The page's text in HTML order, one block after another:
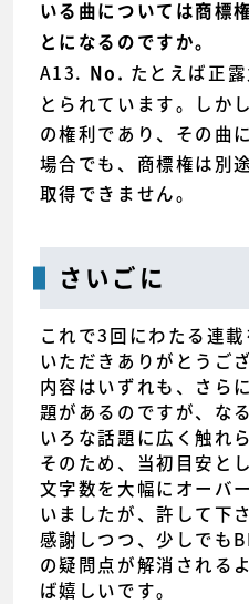
いる曲については商標
とになるのですか。
A13. No. たとえば正
とられています。しか
の権利であり、その曲
場合でも、商標権は別
取得できません。
さいごに
これで3回にわたる連
いただきありがとうご
内容はいずれも、さら
題があるのですが、な
いろな話題に広く触れ
そのため、当初目安と
文字数を大幅にオーバ
いましたが、許して下
感謝しつつ、少しでも
の疑問点が解消される
ば嬉しいです。